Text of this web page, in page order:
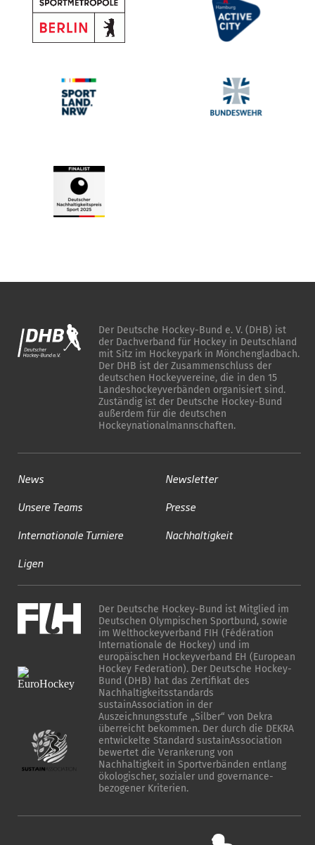
Der Deutsche Hockey-Bund e. V. (DHB) ist
der Dachverband für Hockey in Deutschland
mit Sitz im Hockeypark in Mönchengladbach.
Der DHB ist der Zusammenschluss der
deutschen Hockeyvereine, die in den 15
Landeshockeyverbänden organisiert sind.
Zuständig ist der Deutsche Hockey-Bund
außerdem für die deutschen
Hockeynationalmannschaften.
News
Unsere Teams
Internationale Turniere
Ligen
Newsletter
Presse
Nachhaltigkeit
Der Deutsche Hockey-Bund ist Mitglied im
Deutschen Olympischen Sportbund, sowie
im Welthockeyverband FIH (Fédération
Internationale de Hockey) und im
europäischen Hockeyverband EH (European
Hockey Federation). Der Deutsche Hockey-
Bund (DHB) hat das Zertifikat des
Nachhaltigkeitsstandards
sustainAssociation in der
Auszeichnungsstufe „Silber“ von Dekra
überreicht bekommen. Der durch die DEKRA
entwickelte Standard sustainAssociation
bewertet die Verankerung von
Nachhaltigkeit in Sportverbänden entlang
ökologischer, sozialer und governance-
bezogener Kriterien.